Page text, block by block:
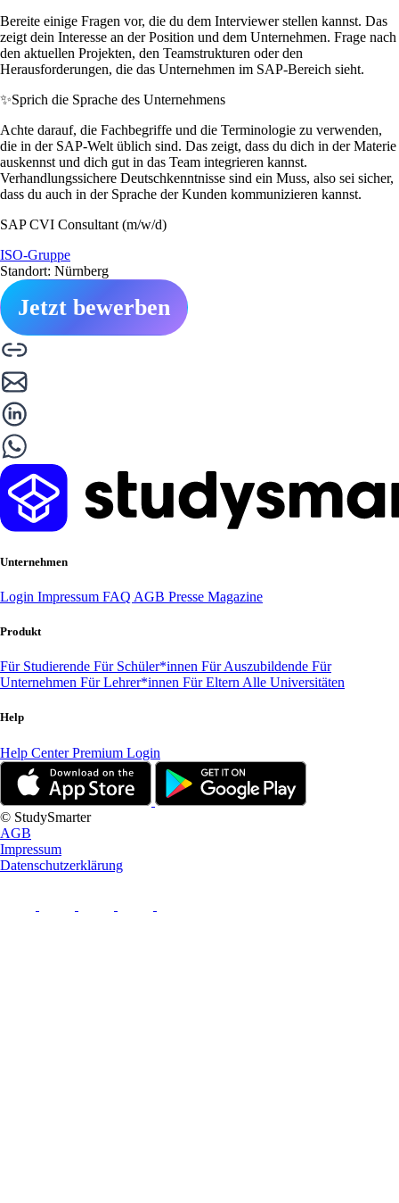
Bereite einige Fragen vor, die du dem Interviewer stellen kannst. Das
zeigt dein Interesse an der Position und dem Unternehmen. Frage nach
den aktuellen Projekten, den Teamstrukturen oder den
Herausforderungen, die das Unternehmen im SAP-Bereich sieht.
✨Sprich die Sprache des Unternehmens
Achte darauf, die Fachbegriffe und die Terminologie zu verwenden,
die in der SAP-Welt üblich sind. Das zeigt, dass du dich in der Materie
auskennst und dich gut in das Team integrieren kannst.
Verhandlungssichere Deutschkenntnisse sind ein Muss, also sei sicher,
dass du auch in der Sprache der Kunden kommunizieren kannst.
SAP CVI Consultant (m/w/d)
ISO-Gruppe
Standort: Nürnberg
Jetzt bewerben
Unternehmen
Login Impressum FAQ AGB Presse Magazine
Produkt
Für Studierende Für Schüler*innen Für Auszubildende Für
Unternehmen Für Lehrer*innen Für Eltern Alle Universitäten
Help
Help CenterPremium Login
© StudySmarter
AGB
Impressum
Datenschutzerklärung